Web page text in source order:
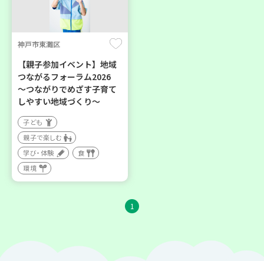
神戸市東灘区
【親子参加イベント】地域
つながるフォーラム2026
～つながりでめざす子育て
しやすい地域づくり～
子ども
親子で楽しむ
学び・体験
食
環境
1